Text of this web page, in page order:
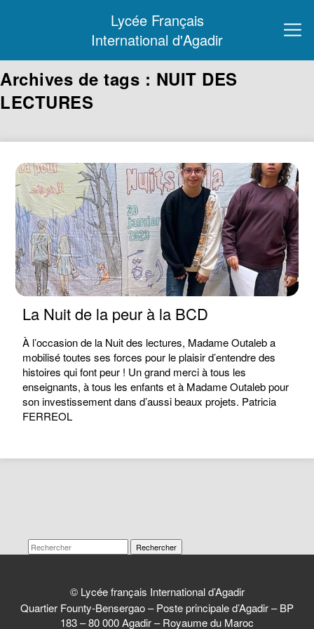
Lycée Français
International d'Agadir
Archives de tags : NUIT DES
LECTURES
La Nuit de la peur à la BCD
À l’occasion de la Nuit des lectures, Madame Outaleb a
mobilisé toutes ses forces pour le plaisir d’entendre des
histoires qui font peur ! Un grand merci à tous les
enseignants, à tous les enfants et à Madame Outaleb pour
son investissement dans d’aussi beaux projets. Patricia
FERREOL
Rechercher
© Lycée français International d’Agadir
Quartier Founty-Bensergao – Poste principale d’Agadir – BP
183 – 80 000 Agadir – Royaume du Maroc